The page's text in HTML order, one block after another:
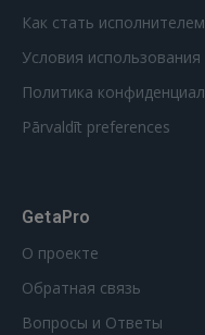
Как стать исполнителем
Условия использования
Политика
Pārvaldīt preferences
GetaPro
О проекте
Обратная связь
Вопросы и Ответы